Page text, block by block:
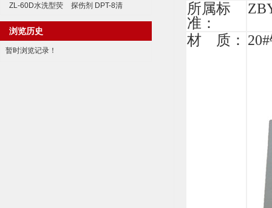
ZL-60D水洗型荧
探伤剂 DPT-8清
浏览历史
暂时浏览记录！
所属标
准：
材 质：